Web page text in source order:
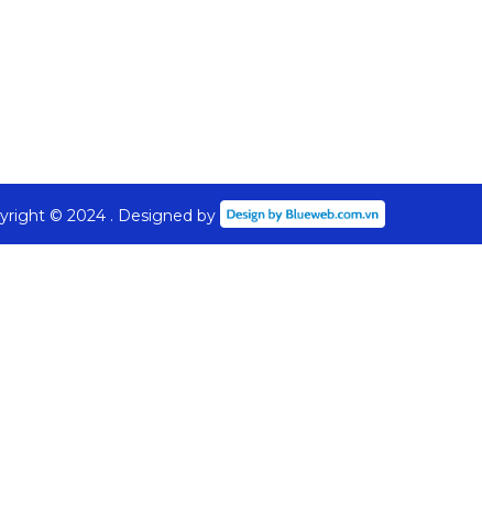
© 2024 . Designed by